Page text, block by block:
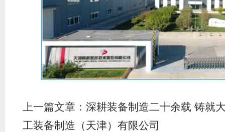
上一篇文章： 深耕装备制造二十余载 铸就
工装备制造（天津）有限公司